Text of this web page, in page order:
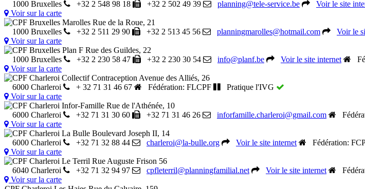
1000 Bruxelles
+32 2 548 98 18 +32 2 502 49 39 planning@tele-service.be Voir le site
Voir sur la carte
CPF Bruxelles Marolles Rue de la Roue, 21
1000 Bruxelles
+32 2 511 29 90 +32 2 513 45 56 planningmarolles@hotmail.com Voir le
Voir sur la carte
CPF Bruxelles Plan F Rue des Guildes, 22
1000 Bruxelles
+32 2 230 58 47 +32 2 230 30 54 info@planf.be Voir le site internet
Voir sur la carte
CPF Charleroi Collectif Contraception Avenue des Alliés, 26
6000 Charleroi
+ 32 71 31 46 67 Fédération: FLCPF
Pratique l'IVG
Voir sur la carte
CPF Charleroi Infor-Famille Rue de l'Athénée, 10
6000 Charleroi
+32 71 31 30 60 +32 71 31 46 26 inforfamille.charleroi@gmail.com
Voir sur la carte
CPF Charleroi La Bulle Boulevard Joseph II, 14
6000 Charleroi
+32 71 32 88 44 charleroi@la-bulle.org Voir le site internet
Fédération:
Voir sur la carte
CPF Charleroi Le Terril Rue Auguste Frison 56
6040 Charleroi
+32 71 32 94 97 cpfleterril@planningfamilial.net Voir le site internet
Voir sur la carte